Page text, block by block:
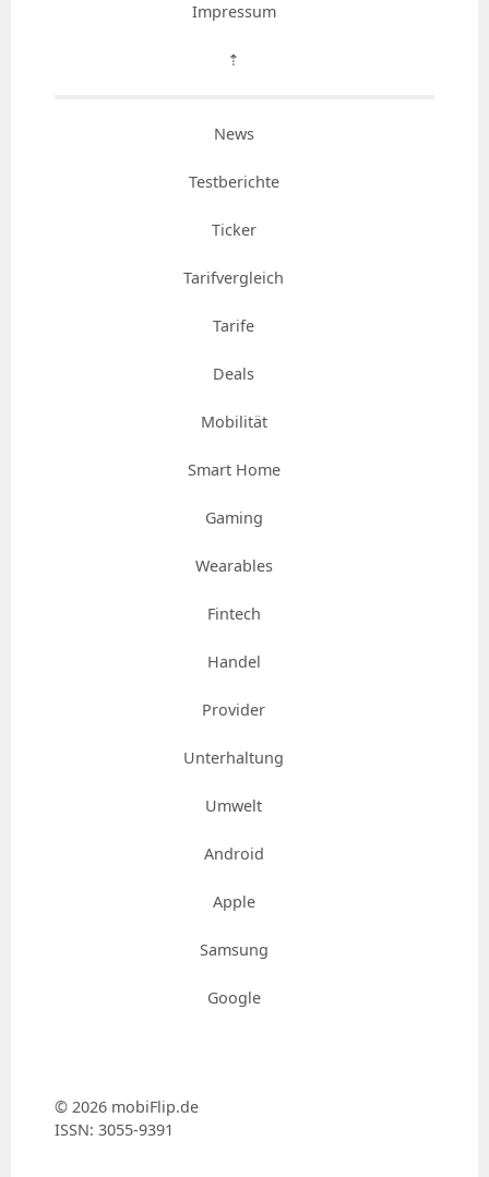
Impressum
⇡
News
Testberichte
Ticker
Tarifvergleich
Tarife
Deals
Mobilität
Smart Home
Gaming
Wearables
Fintech
Handel
Provider
Unterhaltung
Umwelt
Android
Apple
Samsung
Google
© 2026 mobiFlip.de
ISSN: 3055-9391